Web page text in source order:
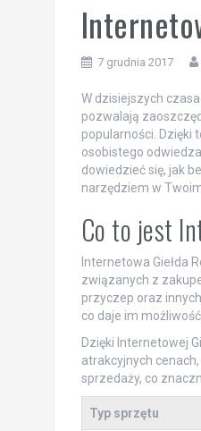
7 grudnia 2017
W dzisiejszych
pozwalają
popularności. Dzięki
osobistego
dowiedzieć się, jak
narzędziem w
Co to jest
Internetowa Giełda
związanych z
przyczep oraz
co daje im
Dzięki Internetowej
atrakcyjnych
sprzedaży, co
Typ sprzętu